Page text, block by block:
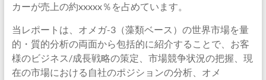
カーが売上の約xxxxx％を占めています。
当レポートは、オメガ-3（藻類ベース）の世界市場を量
的・質的分析の両面から包括的に紹介することで、お客
様のビジネス/成長戦略の策定、市場競争状況の把握、現
在の市場における自社のポジションの分析、オメ